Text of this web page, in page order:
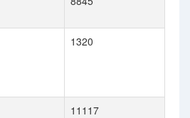
1320
11117